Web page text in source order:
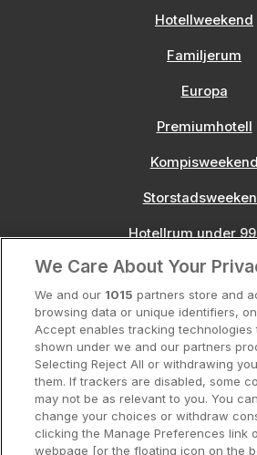
Hotellweekend
Familjerum
Europa
Premiumhotell
Kompisweekend
Hotellrum under
Spahotell
Sydsverige
Om Hotellpremien
Nya hotell
Stadsweekend
We Care About Your
We and our 1015 partners store and
browsing data or unique identifiers,
Accept enables tracking
shown under we and our partners
Selecting Reject All or withdrawing
them. If trackers are disabled, some
may not be as relevant to you. You
change your choices or withdraw
clicking the Manage Preferences link
webpage [or the floating icon on the